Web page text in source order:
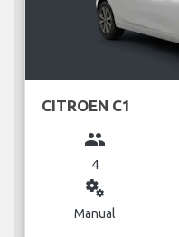
CITROEN C1
group
4
miscellaneous_services
Manual